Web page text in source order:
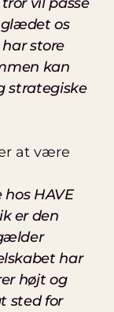
glædet os
store
kan
strategiske
at være
HAVE
er den
har
højt og
sted for